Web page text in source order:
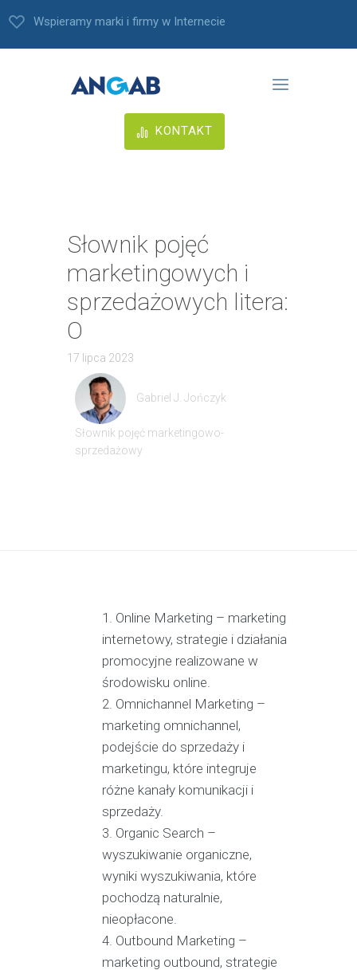
Wspieramy marki i firmy w Internecie
KONTAKT
Słownik pojęć
marketingowych i
sprzedażowych litera:
O
17 lipca 2023
Gabriel J. Jończyk
Słownik pojęć marketingowo-
sprzedażowy
Online Marketing – marketing
internetowy, strategie i działania
promocyjne realizowane w
środowisku online.
Omnichannel Marketing –
marketing omnichannel,
podejście do sprzedaży i
marketingu, które integruje
różne kanały komunikacji i
sprzedaży.
Organic Search –
wyszukiwanie organiczne,
wyniki wyszukiwania, które
pochodzą naturalnie,
nieopłacone.
Outbound Marketing –
marketing outbound, strategie